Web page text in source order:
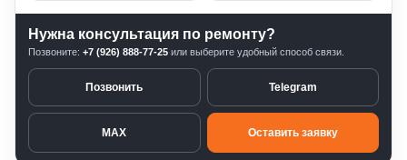
Нужна консультация по ремонту?
Позвоните: +7 (926) 888-77-25 или выберите удобный способ связи.
Позвонить Telegram
MAX Оставить заявку